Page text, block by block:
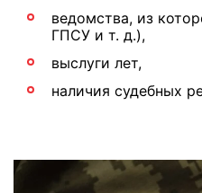
ведомства, из
ГПСУ и т. д.),
выслуги лет,
наличия судебных